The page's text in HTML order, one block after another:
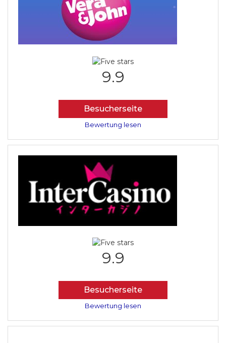
9.9
Besucherseite
Bewertung lesen
9.9
Besucherseite
Bewertung lesen